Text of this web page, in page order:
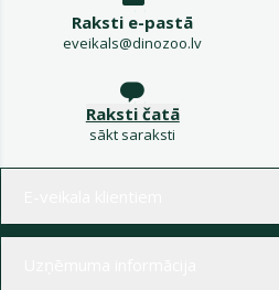
Raksti e-pastā
eveikals@dinozoo.lv
Raksti čatā
sākt saraksti